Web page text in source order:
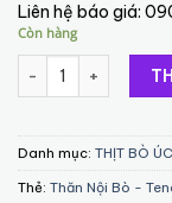
Liên hệ báo giá:
Còn hàng
Thăn Nội Bò
Danh mục: THỊT BÒ ÚC
Thẻ: Thăn Nội Bò -